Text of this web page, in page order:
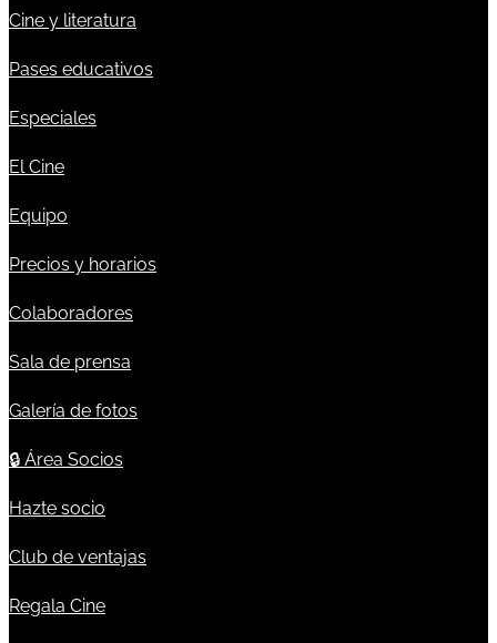
Cine y literatura
Pases educativos
Especiales
El Cine
Equipo
Precios y horarios
Colaboradores
Sala de prensa
Galería de fotos
🔒 Área Socios
Hazte socio
Club de ventajas
Regala Cine